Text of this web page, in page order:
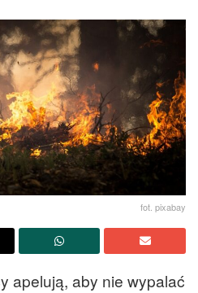
fot. pixabay
apelują, aby nie wypalać